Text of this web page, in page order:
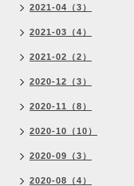
2021-04（3）
2021-03（4）
2021-02（2）
2020-12（3）
2020-11（8）
2020-10（10）
2020-09（3）
2020-08（4）